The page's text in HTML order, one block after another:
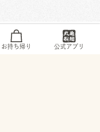
お持ち帰り 公式アプリ
虹の丘4丁目27番地